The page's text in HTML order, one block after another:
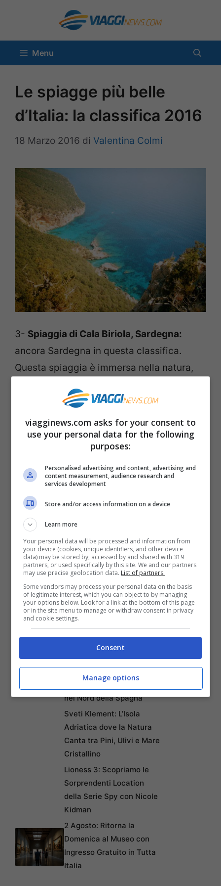
contenuto
Menu
Le spiagge più belle
d’Italia: la classifica 2016
18 Marzo 2016 di Valentina Colmi
3- Spiaggia di Cala Biriola, Sardegna:
ancora Sardegna in questa classifica.
Questa spiaggia è immersa nella natura,
cespugli di timo e rosmarino che la
circondano.
Articoli recentiRicominciare da Zero:
Remoto secondo la Nuova
Classifica
Napoli tra le Top 10 Città
Mondiali per il Workcation
2026: Cultura, Cibo e
Trasporti Efficiente la
Rendono la Favorita
Puentedey: Il Borgo di
Leggendario Ponte di Dio
nel Nord della Spagna
Sveti Klement: L’Isola
Adriatica dove la Natura
Canta tra Pini, Ulivi e Mare
Cristallino
Lioness 3: Scopriamo le
Sorprendenti Location
della Serie Spy con Nicole
Kidman
2 Agosto: Ritorna la
Domenica al Museo con
Ingresso Gratuito in Tutta
Italia
viagginews.com asks for your consent to
use your personal data for the following
purposes:
Personalised advertising and content, advertising and
content measurement, audience research and
services development
Store and/or access information on a device
Learn more
Your personal data will be processed and information from
your device (cookies, unique identifiers, and other device
data) may be stored by, accessed by and shared with 319
partners, or used specifically by this site. We and our partners
may use precise geolocation data. List of partners.
Some vendors may process your personal data on the basis
of legitimate interest, which you can object to by managing
your options below. Look for a link at the bottom of this page
or in the site menu to manage or withdraw consent in privacy
and cookie settings.
Consent
Manage options